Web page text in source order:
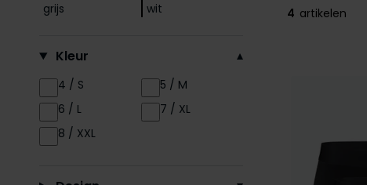
grijs wit
Kleur
4 / S
5 / M
6 / L
7 / XL
8 / XXL
4 artikelen